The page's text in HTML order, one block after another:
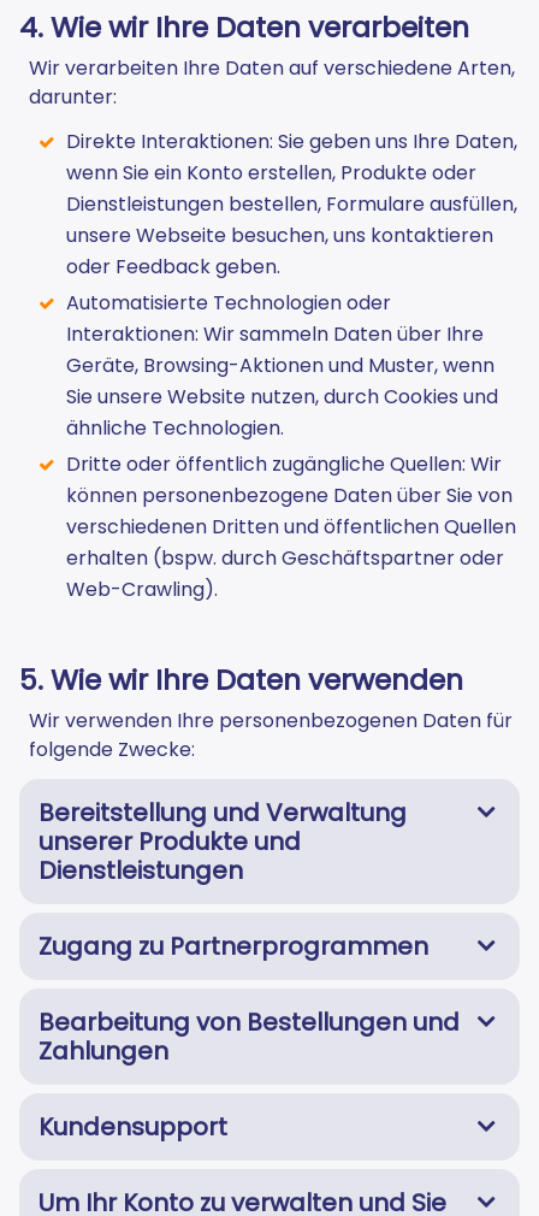
4. Wie wir Ihre Daten verarbeiten
Wir verarbeiten Ihre Daten auf verschiedene Arten,
darunter:
Direkte Interaktionen: Sie geben uns Ihre Daten,
wenn Sie ein Konto erstellen, Produkte oder
Dienstleistungen bestellen, Formulare ausfüllen,
unsere Webseite besuchen, uns kontaktieren
oder Feedback geben.
Automatisierte Technologien oder
Interaktionen: Wir sammeln Daten über Ihre
Geräte, Browsing-Aktionen und Muster, wenn
Sie unsere Website nutzen, durch Cookies und
ähnliche Technologien.
Dritte oder öffentlich zugängliche Quellen: Wir
können personenbezogene Daten über Sie von
verschiedenen Dritten und öffentlichen Quellen
erhalten (bspw. durch Geschäftspartner oder
Web-Crawling).
5. Wie wir Ihre Daten verwenden
Wir verwenden Ihre personenbezogenen Daten für
folgende Zwecke:
Bereitstellung und Verwaltung
unserer Produkte und
Dienstleistungen
Zugang zu Partnerprogrammen
Bearbeitung von Bestellungen und
Zahlungen
Kundensupport
Um Ihr Konto zu verwalten und Sie